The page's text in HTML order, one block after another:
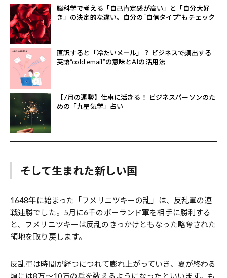
脳科学で考える「自己肯定感が高い」と「自分大好
き」の決定的な違い。自分の“自信タイプ”もチェック
直訳すると「冷たいメール」？ ビジネスで頻出する
英語“cold email”の意味とAIの活用法
【7月の運勢】仕事に活きる！ ビジネスパーソンのた
めの「九星気学」占い
そして生まれた新しい国
1648年に始まった「フメリニツキーの乱」は、反乱軍の連
戦連勝でした。5月に6千のポーランド軍を相手に勝利する
と、フメリニツキーは反乱のきっかけともなった略奪された
領地を取り戻します。
反乱軍は時間が経つにつれて膨れ上がっていき、夏が終わる
頃には8万〜10万の兵を数えるようになったといいます。も